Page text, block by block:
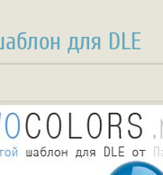
для DLE